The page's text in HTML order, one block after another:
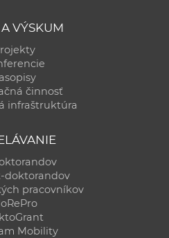
VÝSKUM
činnosť
infraštruktúra
doktorandov
pracovníkov
Mobility